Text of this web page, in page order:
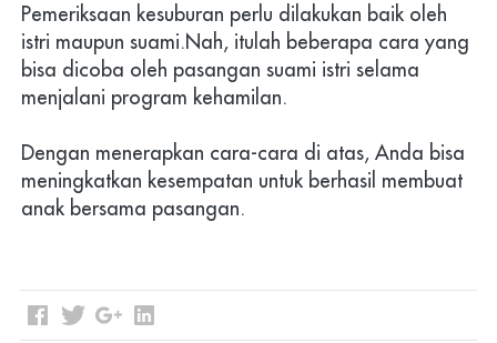
Pemeriksaan kesuburan perlu dilakukan baik oleh
istri maupun suami.Nah, itulah beberapa cara yang
bisa dicoba oleh pasangan suami istri selama
menjalani program kehamilan.
Dengan menerapkan cara-cara di atas, Anda bisa
meningkatkan kesempatan untuk berhasil membuat
anak bersama pasangan.